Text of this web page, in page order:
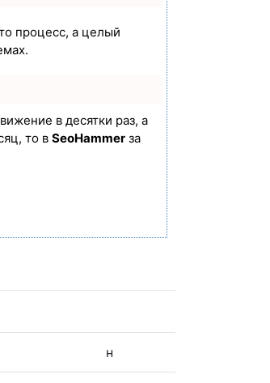
процесс, а целый
в десятки раз, а
то в SeoHammer за
н